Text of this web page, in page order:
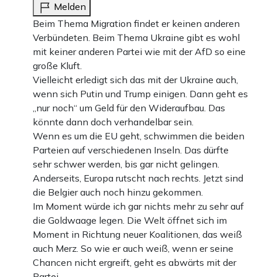
Melden
Beim Thema Migration findet er keinen anderen
Verbündeten. Beim Thema Ukraine gibt es wohl
mit keiner anderen Partei wie mit der AfD so eine
große Kluft.
Vielleicht erledigt sich das mit der Ukraine auch,
wenn sich Putin und Trump einigen. Dann geht es
„nur noch“ um Geld für den Wideraufbau. Das
könnte dann doch verhandelbar sein.
Wenn es um die EU geht, schwimmen die beiden
Parteien auf verschiedenen Inseln. Das dürfte
sehr schwer werden, bis gar nicht gelingen.
Anderseits, Europa rutscht nach rechts. Jetzt sind
die Belgier auch noch hinzu gekommen.
Im Moment würde ich gar nichts mehr zu sehr auf
die Goldwaage legen. Die Welt öffnet sich im
Moment in Richtung neuer Koalitionen, das weiß
auch Merz. So wie er auch weiß, wenn er seine
Chancen nicht ergreift, geht es abwärts mit der